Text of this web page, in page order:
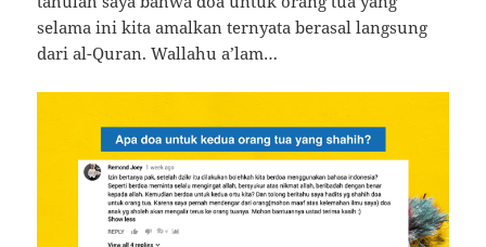
selama ini kita amalkan ternyata berasal langsung
dari al-Quran. Wallahu a’lam…